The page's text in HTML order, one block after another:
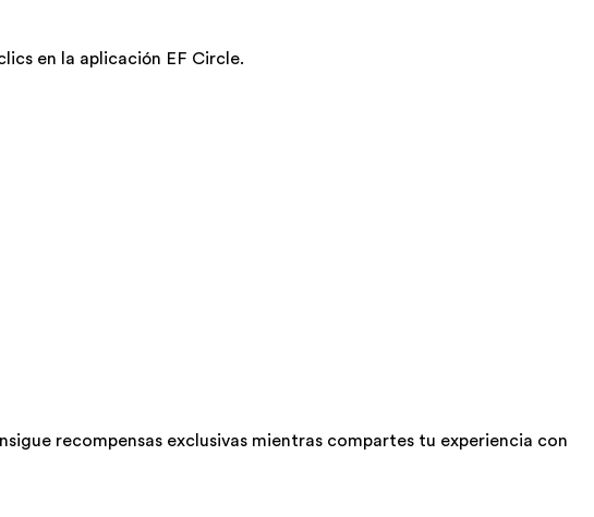
en la aplicación EF Circle.
recompensas exclusivas mientras compartes tu experiencia con